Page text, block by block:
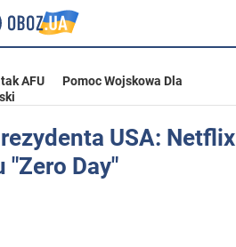
AFU
Pomoc Wojskowa Dla
USA: Netflix
Day"